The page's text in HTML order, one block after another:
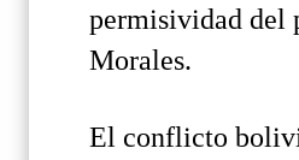
permisividad del
Morales.
El conflicto